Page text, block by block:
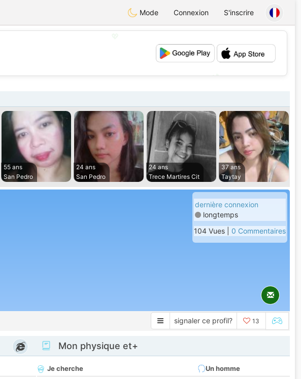
Mode Connexion S'inscrire
55 ans
San Pedro
24 ans
San Pedro
24 ans
Trece Martires Cit
37 ans
Taytay
dernière connexion
longtemps
104 Vues | 0 Commentaires
signaler ce profil? 13
Mon physique et+
Je cherche
Un homme